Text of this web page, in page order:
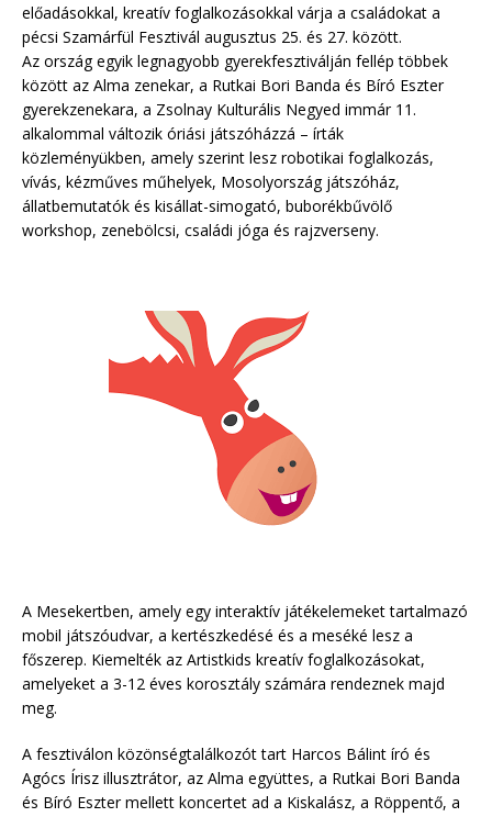
előadásokkal, kreatív foglalkozásokkal várja a családokat a
pécsi Szamárfül Fesztivál augusztus 25. és 27. között.
Az ország egyik legnagyobb gyerekfesztiválján fellép többek
között az Alma zenekar, a Rutkai Bori Banda és Bíró Eszter
gyerekzenekara, a Zsolnay Kulturális Negyed immár 11.
alkalommal változik óriási játszóházzá – írták
közleményükben, amely szerint lesz robotikai foglalkozás,
vívás, kézműves műhelyek, Mosolyország játszóház,
állatbemutatók és kisállat-simogató, buborékbűvölő
workshop, zenebölcsi, családi jóga és rajzverseny.
A Mesekertben, amely egy interaktív játékelemeket tartalmazó
mobil játszóudvar, a kertészkedésé és a meséké lesz a
főszerep. Kiemelték az Artistkids kreatív foglalkozásokat,
amelyeket a 3-12 éves korosztály számára rendeznek majd
meg.
A fesztiválon közönségtalálkozót tart Harcos Bálint író és
Agócs Írisz illusztrátor, az Alma együttes, a Rutkai Bori Banda
és Bíró Eszter mellett koncertet ad a Kiskalász, a Röppentő, a